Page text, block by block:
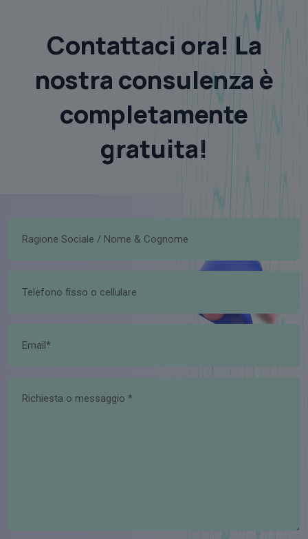
Contattaci ora! La
nostra consulenza è
completamente
gratuita!